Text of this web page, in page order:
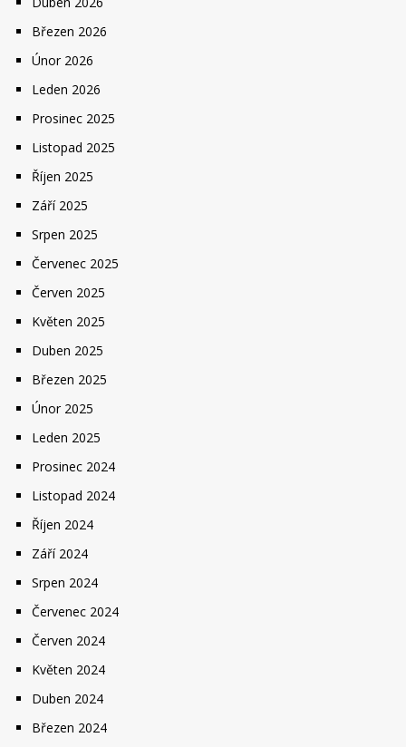
Březen 2026
Únor 2026
Leden 2026
Prosinec 2025
Listopad 2025
Říjen 2025
Září 2025
Srpen 2025
Červenec 2025
Červen 2025
Květen 2025
Duben 2025
Březen 2025
Únor 2025
Leden 2025
Prosinec 2024
Listopad 2024
Říjen 2024
Září 2024
Srpen 2024
Červenec 2024
Červen 2024
Květen 2024
Duben 2024
Březen 2024